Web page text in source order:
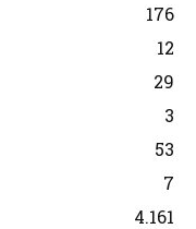
176
12
29
3
53
7
4.161